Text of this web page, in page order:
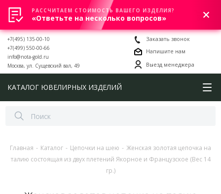
0
+7(495) 135-00-10
+7(499) 550-00-66
info@nota-gold.ru
Москва, ул. Сущевский вал, 49
Заказать звонок
Напишите нам
Выезд менеджера
КАТАЛОГ ЮВЕЛИРНЫХ ИЗДЕЛИЙ
Главная - Каталог - Цепочки на шею - Женская золотая цепочка на
талию состоящая из двух плетений Якорное и Французское (Вес 14
гр.)
РАССЧИТАЕМ СТОИМОСТЬ ВАШЕГО ИЗДЕЛИЯ?
«Ответьте на несколько вопросов»